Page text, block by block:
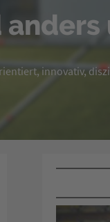
innovativ,